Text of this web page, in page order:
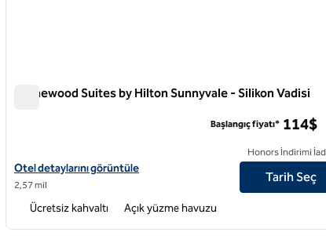
Homewood Suites by Hilton Sunnyvale - Silikon Vadisi
Homewood Suites by Hilton Sunnyvale - Silicon Vadisi için otel
Otel detaylarını görüntüle
2,57 mil
Başlangıç fiyatı* 114$
Honors İndirimi
Tarih Seç
Ücretsiz kahvaltı Açık yüzme havuzu